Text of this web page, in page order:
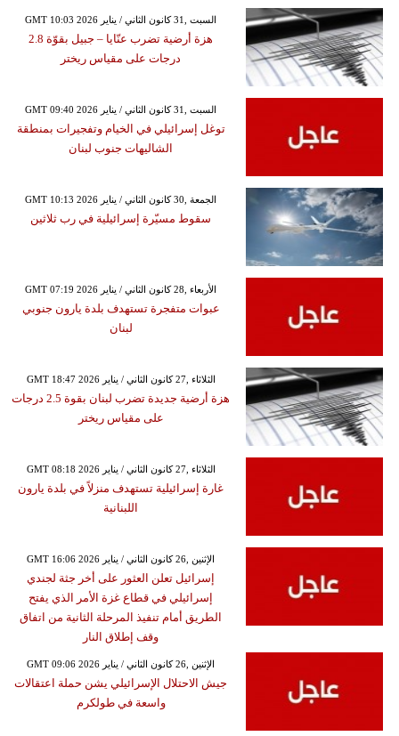
GMT 10:03 2026 السبت ,31 كانون الثاني / يناير
هزة أرضية تضرب عنّايا – جبيل بقوّة 2.8
درجات على مقياس ريختر
GMT 09:40 2026 السبت ,31 كانون الثاني / يناير
توغل إسرائيلي في الخيام وتفجيرات بمنطقة
الشاليهات جنوب لبنان
GMT 10:13 2026 الجمعة ,30 كانون الثاني / يناير
سقوط مسيّرة إسرائيلية في رب ثلاثين
GMT 07:19 2026 الأربعاء ,28 كانون الثاني / يناير
عبوات متفجرة تستهدف بلدة يارون جنوبي
لبنان
GMT 18:47 2026 الثلاثاء ,27 كانون الثاني / يناير
هزة أرضية جديدة تضرب لبنان بقوة 2.5 درجات
على مقياس ريختر
GMT 08:18 2026 الثلاثاء ,27 كانون الثاني / يناير
غارة إسرائيلية تستهدف منزلاً في بلدة يارون
اللبنانية
GMT 16:06 2026 الإثنين ,26 كانون الثاني / يناير
إسرائيل تعلن العثور على أخر جثة لجندي
إسرائيلي في قطاع غزة الأمر الذي يفتح
الطريق أمام تنفيذ المرحلة الثانية من اتفاق
وقف إطلاق النار
GMT 09:06 2026 الإثنين ,26 كانون الثاني / يناير
جيش الاحتلال الإسرائيلي يشن حملة اعتقالات
واسعة في طولكرم